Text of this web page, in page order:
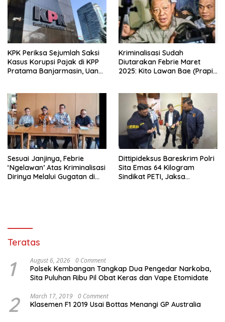
KPK Periksa Sejumlah Saksi
Kasus Korupsi Pajak di KPP
Pratama Banjarmasin, Uang
Kriminalisasi Sudah
Diutarakan Febrie Maret
2025: Kito Lawan Bae (Prapid
Sesuai Janjinya, Febrie
‘Ngelawan’ Atas Kriminalisasi
Dirinya Melalui Gugatan di
Dittipideksus Bareskrim Polri
Sita Emas 64 Kilogram
Sindikat PETI, Jaksa
Teratas
1 August 6, 2026 0 Comment
Polsek Kembangan Tangkap Dua Pengedar Narkoba,
Sita Puluhan Ribu Pil Obat Keras dan Vape Etomidate
2 March 17, 2019 0 Comment
Klasemen F1 2019 Usai Bottas Menangi GP Australia